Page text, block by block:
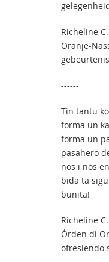
Richeline
Oranje-
------
Tin tantu
forma un
forma un
pasahero
nos i nos
bida ta
bunita!
Richeline
Órden di
ofresiendo